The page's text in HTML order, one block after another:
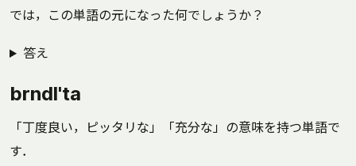
では，この単語の元になった何でしょうか？
答え
brndl'ta
「丁度良い，ピッタリな」「充分な」の意味を持つ単語で
す．